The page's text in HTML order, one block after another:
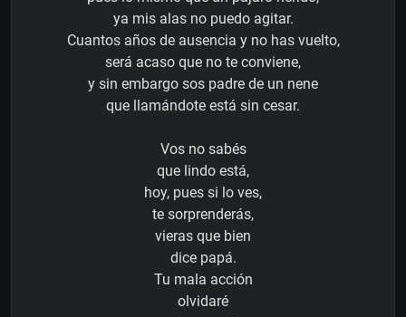
ya mis alas no puedo agitar.
Cuantos años de ausencia y no has vuelto,
será acaso que no te conviene,
y sin embargo sos padre de un nene
que llamándote está sin cesar.
Vos no sabés
que lindo está,
hoy, pues si lo ves,
te sorprenderás,
vieras que bien
dice papá.
Tu mala acción
olvidaré